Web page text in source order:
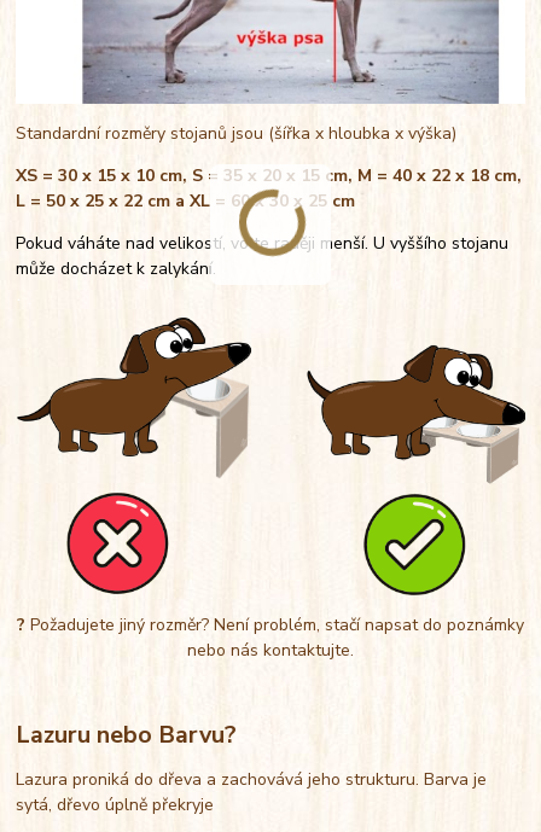
Standardní rozměry stojanů jsou (šířka x hloubka x výška)
XS = 30 x 15 x 10 cm, S = 35 x 20 x 15 cm, M = 40 x 22 x 18 cm,
L = 50 x 25 x 22 cm a XL = 60 x 30 x 25 cm
Pokud váháte nad velikostí, volte raději menší. U vyššího stojanu
může docházet k zalykání.
? Požadujete jiný rozměr? Není problém, stačí napsat do poznámky
nebo nás kontaktujte.
Lazuru nebo Barvu?
Lazura proniká do dřeva a zachovává jeho strukturu. Barva je
sytá, dřevo úplně překryje